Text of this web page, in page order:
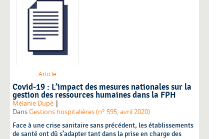
Article
Covid-19 : L’impact des mesures nationales sur la
gestion des ressources humaines dans la FPH
Mélanie Dupé |
DansGestions hospitalières (n° 595, avril 2020)
Face à une crise sanitaire sans précédent, les établissements
de santé ont dû s’adapter tant dans la prise en charge des